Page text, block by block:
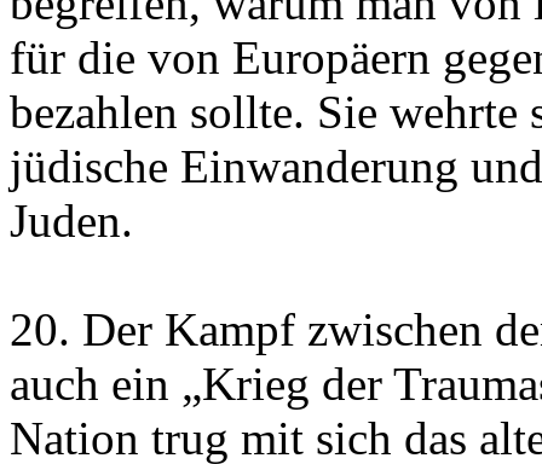
für die von Europäern
bezahlen sollte. Sie
jüdische Einwanderung
Juden.
20. Der Kampf zwischen
auch ein „Krieg der
Nation trug mit sich das